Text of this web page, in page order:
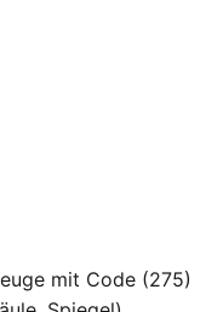
mit Code (275)